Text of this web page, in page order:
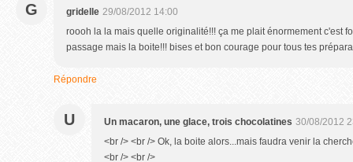
G gridelle 29/08/2012 14:00
roooh la la mais quelle originalité!!! ça me plait énormement c'est
passage mais la boite!!! bises et bon courage pour tous tes
Répondre
U Un macaron, une glace, trois chocolatines 30/08/2012
<br /> <br /> Ok, la boite alors...mais faudra venir la
<br /> <br />